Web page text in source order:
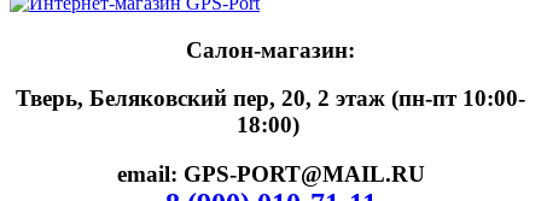
Салон-магазин:
Тверь, Беляковский пер, 20, 2 этаж (пн-пт 10:00-
18:00)
email: GPS-PORT@MAIL.RU